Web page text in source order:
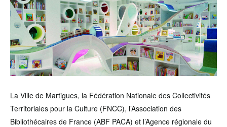
La Ville de Martigues, la Fédération Nationale des Collectivités
Territoriales pour la Culture (FNCC), l’Association des
Bibliothécaires de France (ABF PACA) et l’Agence régionale du